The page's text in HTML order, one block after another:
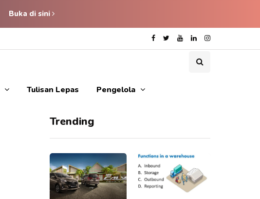
Buka di sini
Tulisan Lepas Pengelola
Trending